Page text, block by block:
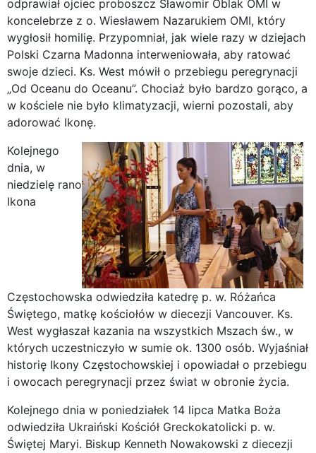
odprawiał ojciec proboszcz Sławomir Oblak OMI w
koncelebrze z o. Wiesławem Nazarukiem OMI, który
wygłosił homilię. Przypomniał, jak wiele razy w dziejach
Polski Czarna Madonna interweniowała, aby ratować
swoje dzieci. Ks. West mówił o przebiegu peregrynacji
„Od Oceanu do Oceanu”. Chociaż było bardzo gorąco, a
w kościele nie było klimatyzacji, wierni pozostali, aby
adorować Ikonę.
Kolejnego
dnia, w
niedzielę rano
Ikona
Częstochowska odwiedziła katedrę p. w. Różańca
Świętego, matkę kościołów w diecezji Vancouver. Ks.
West wygłaszał kazania na wszystkich Mszach św., w
których uczestniczyło w sumie ok. 1300 osób. Wyjaśniał
historię Ikony Częstochowskiej i opowiadał o przebiegu
i owocach peregrynacji przez świat w obronie życia.
Kolejnego dnia w poniedziałek 14 lipca Matka Boża
odwiedziła Ukraiński Kościół Greckokatolicki p. w.
Świętej Maryi. Biskup Kenneth Nowakowski z diecezji